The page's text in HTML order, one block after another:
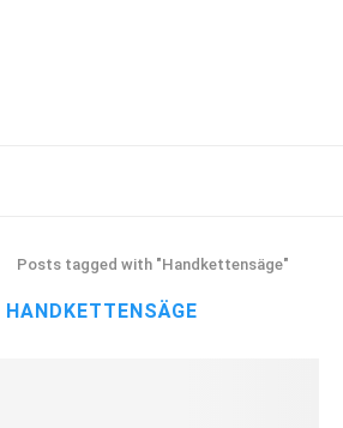
Posts tagged with "Handkettensäge"
HANDKETTENSÄGE